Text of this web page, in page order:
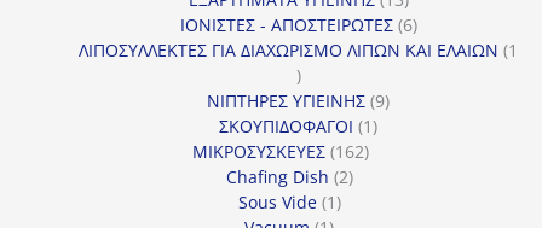
προϊόντα
ΙΟΝΙΣΤΕΣ - ΑΠΟΣΤΕΙΡΩΤΕΣ 66
προϊόντα
ΛΙΠΟΣΥΛΛΕΚΤΕΣ ΓΙΑ ΔΙΑΧΩΡΙΣΜΟ ΛΙΠΩΝ ΚΑΙ ΕΛΑΙΩΝ 1
1
προϊόν
ΝΙΠΤΗΡΕΣ ΥΓΙΕΙΝΗΣ 99
ΣΚΟΥΠΙΔΟΦΑΓΟΙ 11
ΜΙΚΡΟΣΥΣΚΕΥΕΣ 162162
Chafing Dish 22
Sous Vide 11